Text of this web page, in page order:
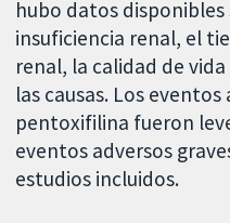
hubo datos
insuficiencia renal, el
renal, la calidad de
las causas. Los eventos
pentoxifilina fueron
eventos adversos
estudios incluidos.